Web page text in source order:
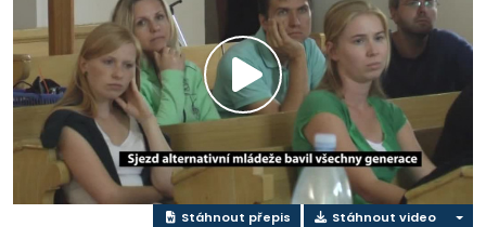
Přehrát
video
Stáhnout přepis Stáhnout video